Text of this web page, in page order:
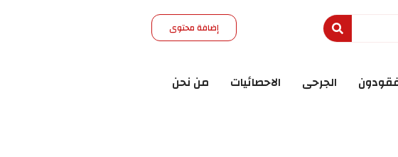
إضافة محتوى
الجرحى الاحصائيات من نحن